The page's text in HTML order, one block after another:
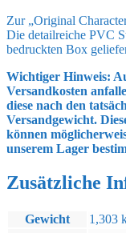
Zur „Original
Die detailreiche PVC
bedruckten Box
Wichtiger Hinweis:
Versandkosten
diese nach den
Versandgewicht.
können
unserem Lager
Zusätzliche
Gewicht 1,303